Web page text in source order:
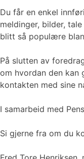
Du får en enkel
meldinger, bilder,
blitt så populære
På slutten av
om hvordan den kan
kontakten med sine
I samarbeid med
Si gjerne fra om du